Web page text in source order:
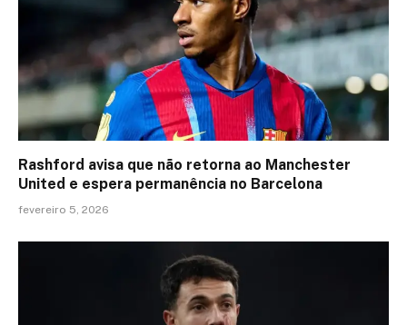
Rashford avisa que não retorna ao Manchester
United e espera permanência no Barcelona
fevereiro 5, 2026